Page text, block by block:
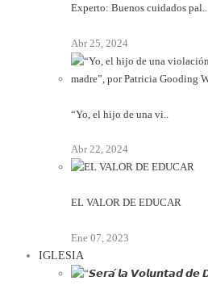
Experto: Buenos cuidados pal..
Abr 25, 2024
“Yo, el hijo de una vi..
Abr 22, 2024
EL VALOR DE EDUCAR
Ene 07, 2023
IGLESIA